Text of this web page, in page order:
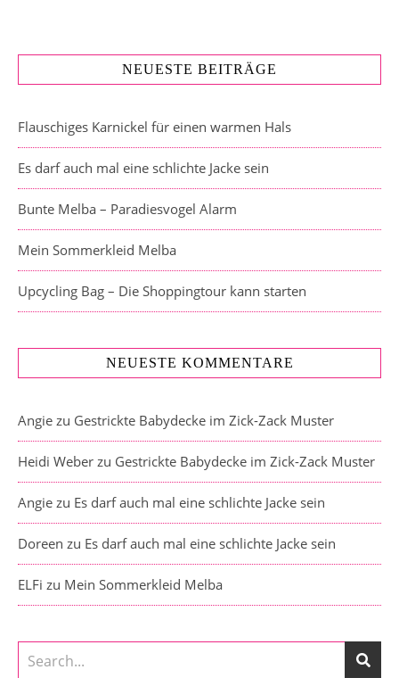
NEUESTE BEITRÄGE
Flauschiges Karnickel für einen warmen Hals
Es darf auch mal eine schlichte Jacke sein
Bunte Melba – Paradiesvogel Alarm
Mein Sommerkleid Melba
Upcycling Bag – Die Shoppingtour kann starten
NEUESTE KOMMENTARE
Angie zu Gestrickte Babydecke im Zick-Zack Muster
Heidi Weber zu Gestrickte Babydecke im Zick-Zack Muster
Angie zu Es darf auch mal eine schlichte Jacke sein
Doreen zu Es darf auch mal eine schlichte Jacke sein
ELFi zu Mein Sommerkleid Melba